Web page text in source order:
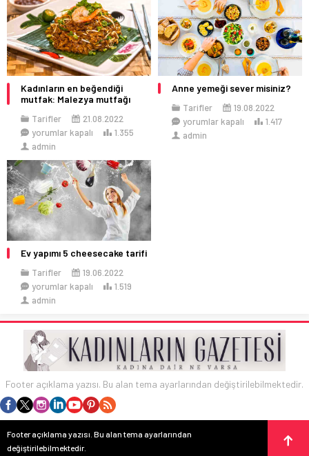
Kadınların en beğendiği
mutfak: Malezya mutfağı
Tarifler
21.08.2022
yorumlar kapalı
1.355
admin
Anne yemeği sever misiniz?
Tarifler
19.08.2022
yorumlar kapalı
1.417
admin
Ev yapımı 5 cheesecake tarifi
Tarifler
19.06.2022
yorumlar kapalı
1.519
admin
Footer açıklama yazısı. Bu alan tema ayarlarından değiştirilebilmektedir.
Footer açıklama yazısı. Bu alan tema ayarlarından
değiştirilebilmektedir.